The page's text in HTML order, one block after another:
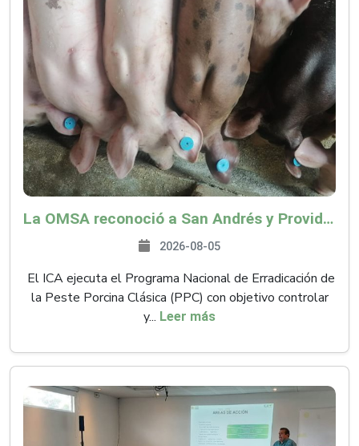
La OMSA reconoció a San Andrés y Providencia como zona libre de Peste Porcina Clásica (PPC)
2026-08-05
El ICA ejecuta el Programa Nacional de Erradicación de
la Peste Porcina Clásica (PPC) con objetivo controlar
y... Leer más